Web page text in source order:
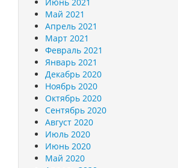
Май 2021
Апрель 2021
Март 2021
Февраль 2021
Январь 2021
Декабрь 2020
Ноябрь 2020
Октябрь 2020
Сентябрь 2020
Август 2020
Июль 2020
Июнь 2020
Май 2020